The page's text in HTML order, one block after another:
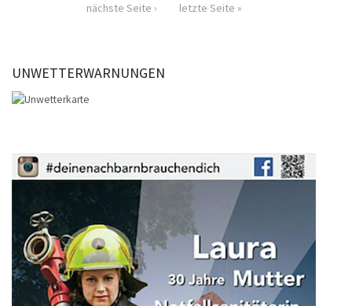
nächste Seite ›
letzte Seite »
UNWETTERWARNUNGEN